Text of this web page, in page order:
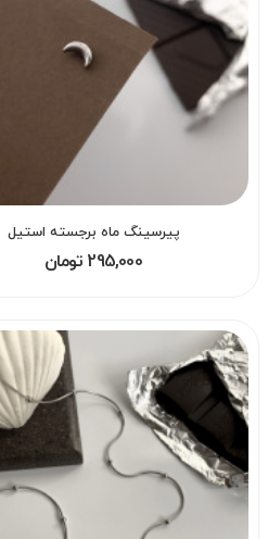
پیرسینگ ماه برجسته استیل
295,000 تومان